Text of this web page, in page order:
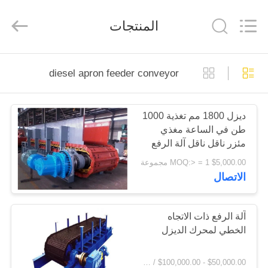
الصفحة
الرئيسية
منتجات
عرض
الواقع
الافتراضي
معلومات
Industries
CO.,LTD.
المنتجات
diesel apron feeder conveyor
ديزل 1800 مم تغذية 1000
طن في الساعة مغذي
مئزر ناقل ناقل آلة الرفع
$5,000.00 MOQ:> = 1 مجموعة
الاتصال
آلة الرفع ذات الاتجاه
الخطي لمحرك الديزل
$50,000.00 - $100,000.00 / Set MOQ:1.0 مجموعة / مجموعات